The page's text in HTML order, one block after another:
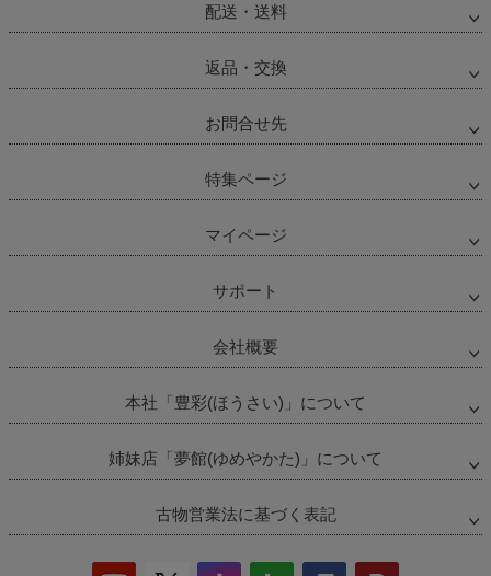
配送・送料
返品・交換
お問合せ先
特集ページ
マイページ
サポート
会社概要
本社「豊彩(ほうさい)」について
姉妹店「夢館(ゆめやかた)」について
古物営業法に基づく表記